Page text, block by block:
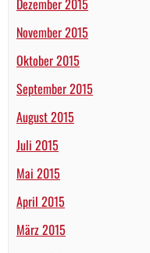
November 2015
Oktober 2015
September 2015
August 2015
Juli 2015
Mai 2015
April 2015
März 2015